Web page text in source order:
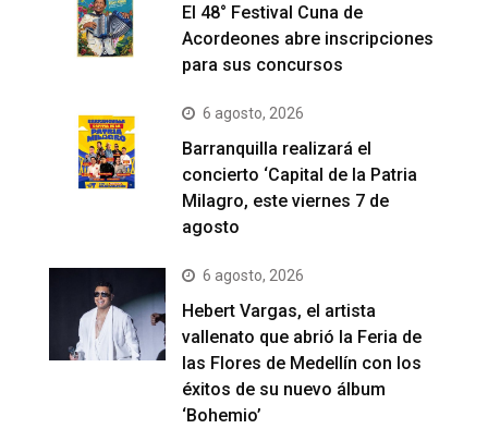
El 48° Festival Cuna de
Acordeones abre inscripciones
para sus concursos
6 agosto, 2026
Barranquilla realizará el
concierto ‘Capital de la Patria
Milagro, este viernes 7 de
agosto
6 agosto, 2026
Hebert Vargas, el artista
vallenato que abrió la Feria de
las Flores de Medellín con los
éxitos de su nuevo álbum
‘Bohemio’